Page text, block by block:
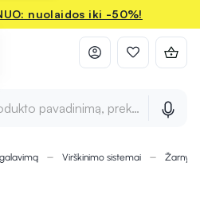
nuolaidos iki -50%!
pavadinimą, prekės ženklą ir
Virškinimo sistemai